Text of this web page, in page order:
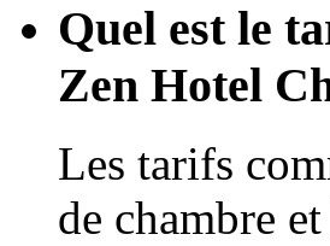
Quel est le
Zen Hotel
Les tarifs
de chambre